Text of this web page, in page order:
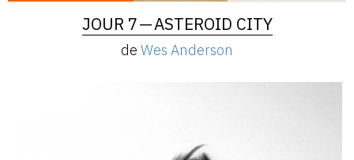
JOUR 7 — ASTEROID CITY
de Wes Anderson